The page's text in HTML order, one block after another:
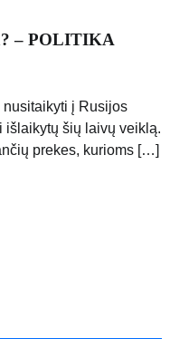
– POLITIKA
į Rusijos
išlaikytų šių laivų veiklą.
prekes, kurioms […]